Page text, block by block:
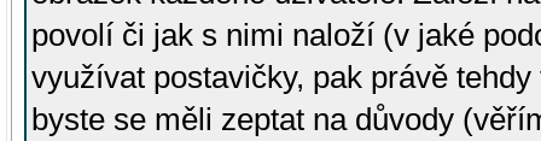
povolí či jak s nimi naloží (v jaké
využívat postavičky, pak právě
byste se měli zeptat na důvody